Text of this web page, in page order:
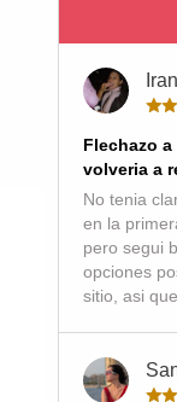
Flechazo
volveria a
No tenia
en la
pero segui
opciones
sitio, asi